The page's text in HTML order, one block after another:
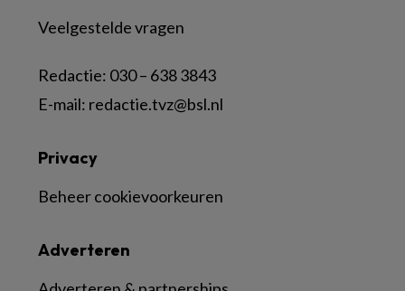
Veelgestelde vragen
Redactie: 030 – 638 3843
E-mail: redactie.tvz@bsl.nl
Adverteren
Privacy
Beheer cookievoorkeuren